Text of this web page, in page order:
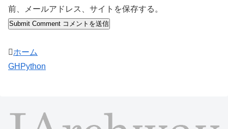
前、メールアドレス、サイトを保存する。
ホーム
GHPython